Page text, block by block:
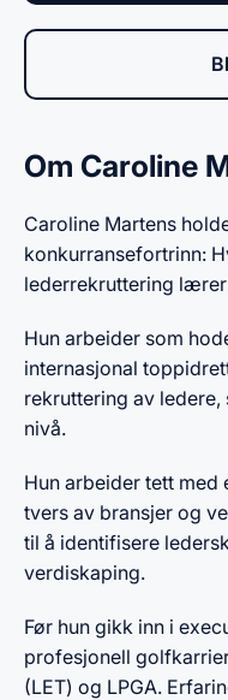
Om Caroline
Caroline Martens
konkurransefortrinn:
lederrekruttering
Hun arbeider som
internasjonal
rekruttering av
nivå.
Hun arbeider tett med
tvers av bransjer og
til å identifisere
verdiskaping.
Før hun gikk inn i
profesjonell
(LET) og LPGA.